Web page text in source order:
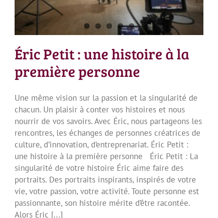
Éric Petit : une histoire à la
première personne
Une même vision sur la passion et la singularité de
chacun. Un plaisir à conter vos histoires et nous
nourrir de vos savoirs. Avec Éric, nous partageons les
rencontres, les échanges de personnes créatrices de
culture, d’innovation, d’entreprenariat. Éric Petit :
une histoire à la première personne Éric Petit : La
singularité de votre histoire Éric aime faire des
portraits. Des portraits inspirants, inspirés de votre
vie, votre passion, votre activité. Toute personne est
passionnante, son histoire mérite d’être racontée.
Alors Éric [...]